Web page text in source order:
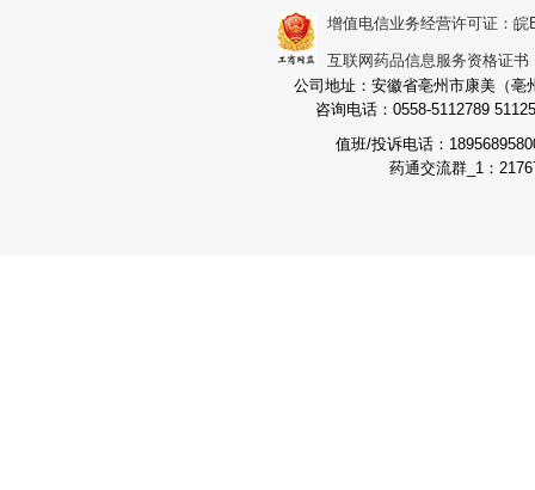
增值电信业务经营许可证：皖
互联网药品信息服务资格证
公司地址：安徽省亳州市康美（
咨询电话：0558-5112789
值班/投诉电话：
药通交流群_1：